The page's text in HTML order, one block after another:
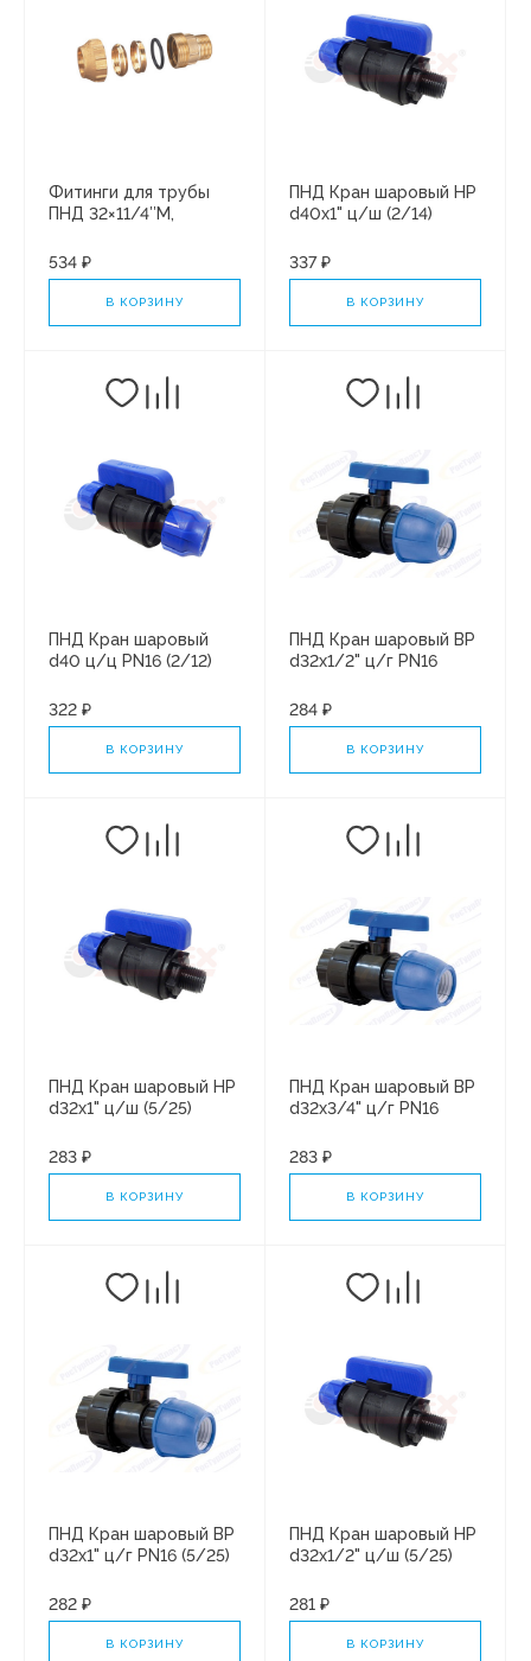
Фитинги для трубы
ПНД 32×11/4″M,
534 ₽
В КОРЗИНУ
ПНД Кран шаровый НР
d40х1" ц/ш (2/14)
337 ₽
В КОРЗИНУ
ПНД Кран шаровый
d40 ц/ц PN16 (2/12)
322 ₽
В КОРЗИНУ
ПНД Кран шаровый ВР
d32х1/2" ц/г PN16
284 ₽
В КОРЗИНУ
ПНД Кран шаровый НР
d32х1" ц/ш (5/25)
283 ₽
В КОРЗИНУ
ПНД Кран шаровый ВР
d32х3/4" ц/г PN16
283 ₽
В КОРЗИНУ
ПНД Кран шаровый ВР
d32х1" ц/г PN16 (5/25)
282 ₽
В КОРЗИНУ
ПНД Кран шаровый НР
d32х1/2" ц/ш (5/25)
281 ₽
В КОРЗИНУ